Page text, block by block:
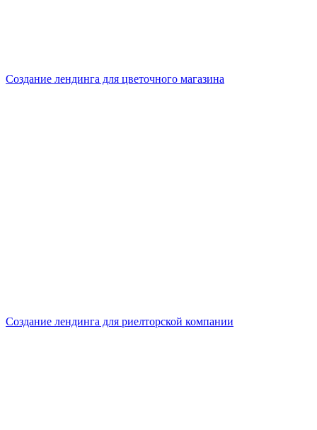
Создание лендинга для цветочного магазина
Создание лендинга для риелторской компании